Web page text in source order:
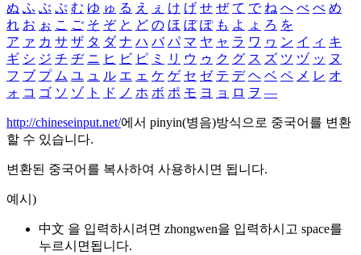
ぬ ふ ぶ ぷ む ゆ ゅ る え ぇ け げ せ ぜ て で ね へ べ ぺ め
れ お ぉ こ ご そ ぞ と ど の ほ ぼ ぽ も よ ょ ろ を
ア ァ カ サ ザ タ ダ ナ ハ バ パ マ ヤ ャ ラ ワ ヮ ン イ ィ キ
ギ シ ジ チ ヂ ニ ヒ ビ ピ ミ リ ウ ゥ ク グ ス ズ ツ ヅ ッ ヌ
フ ブ プ ム ユ ュ ル エ ェ ケ ゲ セ ゼ テ デ ヘ ベ ペ メ レ オ
ォ コ ゴ ソ ゾ ト ド ノ ホ ボ ポ モ ヨ ョ ロ ヲ ―
http://chineseinput.net/에서 pinyin(병음)방식으로 중국어를 변환
할 수 있습니다.
변환된 중국어를 복사하여 사용하시면 됩니다.
예시)
中文 을 입력하시려면 zhongwen을 입력하시고 space를
누르시면됩니다.